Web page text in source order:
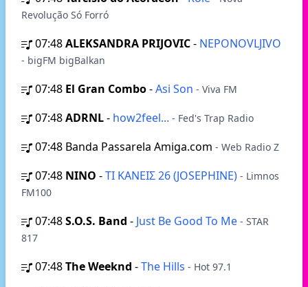
Revolução Só Forró
07:48ALEKSANDRA PRIJOVIC- NEPONOVLJIVO
- bigFM bigBalkan
07:48 El Gran Combo-Asi Son - Viva FM
07:48ADRNL- how2feel... - Fed's Trap Radio
07:48 Banda Passarela Amiga.com - Web Radio Z
07:48 ΝΙΝΟ -ΤΙ ΚΑΝΕΙΣ 26 (JOSEPHINE) - Limnos
FM100
07:48S.O.S. Band - Just Be Good To Me - STAR
817
07:48The Weeknd -The Hills - Hot 97.1